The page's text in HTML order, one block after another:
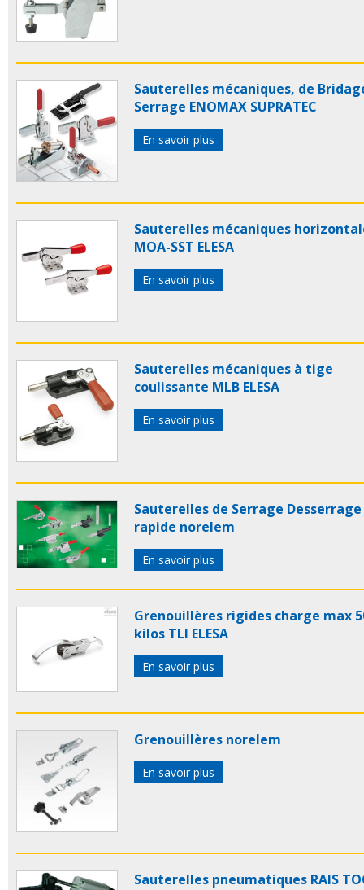
Sauterelles mécaniques, de
Serrage ENOMAX SUPRATEC
En savoir plus
Sauterelles mécaniques
MOA-SST ELESA
En savoir plus
Sauterelles mécaniques à tige
coulissante MLB ELESA
En savoir plus
Sauterelles de Serrage Desserrage
rapide norelem
En savoir plus
Grenouillères rigides charge max
kilos TLI ELESA
En savoir plus
Grenouillères norelem
En savoir plus
Sauterelles pneumatiques RAIS